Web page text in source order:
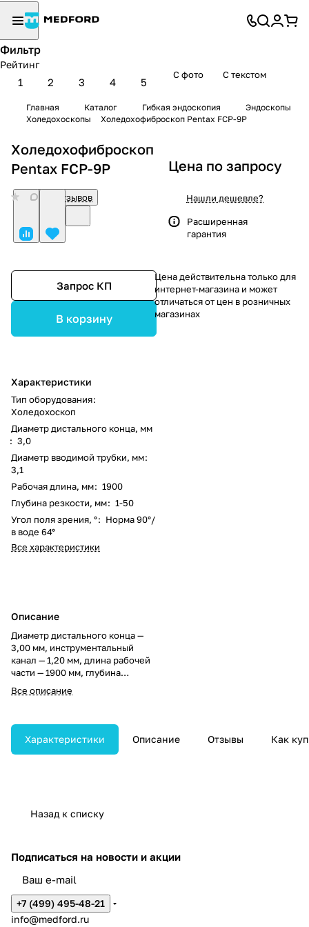
Фильтр
Рейтинг
1 2 3 4 5
С фото С текстом
Главная Каталог Гибкая эндоскопия
Эндоскопы
Холедохоскопы
Холедохофиброскоп Pentax FCP-9P
Холедохофиброскоп
Pentax FCP-9P
Нет отзывов
Запрос КП
В корзину
Характеристики
Тип оборудования:
Холедохоскоп
Диаметр дистального конца, мм
: 3,0
Диаметр вводимой трубки, мм:
3,1
Рабочая длина, мм: 1900
Глубина резкости, мм: 1-50
Угол поля зрения, °: Норма 90°/
в воде 64°
Все характеристики
Описание
Диаметр дистального конца —
3,00 мм, инструментальный
канал — 1,20 мм, длина рабочей
части — 1900 мм, глубина
резкости — 1–50 мм, углы изгиба
вверх/вниз — 90°/90°.
Все описание
Цена по запросу
Нашли дешевле?
Расширенная
гарантия
Цена действительна только для
интернет-магазина и может
отличаться от цен в розничных
магазинах
Характеристики Описание Отзывы Как
Назад к списку
Подписаться на новости и акции
+7 (499) 495-48-21
info@medford.ru